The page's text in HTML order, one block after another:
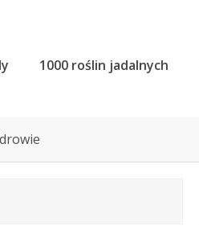
1000 roślin jadalnych